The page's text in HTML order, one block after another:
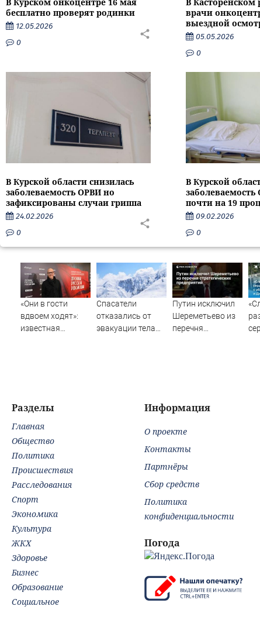
бесплатно проверят родинки
12.05.2026
0
врачи
выездной
05.05.2026
0
В Курской области снизилась
заболеваемость ОРВИ но
зафиксированы случаи гриппа
24.02.2026
0
В Курской
почти на 19
09.02.2026
0
«Они в гости
вдвоем ходят»:
известная
Спасатели
отказались от
эвакуации тела
Путин исключил
Шереметьево из
перечня
Разделы
Главная
Общество
Политика
Происшествия
Расследования
Спорт
Экономика
Культура
ЖКХ
Здоровье
Бизнес
Образование
Социальное
Информация
О проекте
Контакты
Партнёры
Сбор средств
Политика
конфиденциальности
Погода